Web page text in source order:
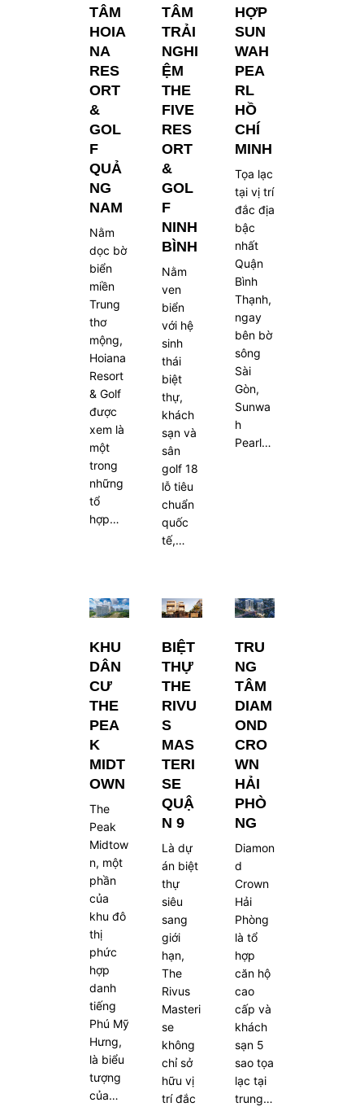
TÂM
HOIA
NA
RES
ORT
&
GOL
F
QUẢ
NG
NAM
Nằm
dọc bờ
biển
miền
Trung
thơ
mộng,
Hoiana
Resort
& Golf
được
xem là
một
trong
những
tổ
hợp…
TÂM
TRẢI
NGHI
ỆM
THE
FIVE
RES
ORT
&
GOL
F
NINH
BÌNH
Nằm
ven
biển
với hệ
sinh
thái
biệt
thự,
khách
sạn và
sân
golf 18
lỗ tiêu
chuẩn
quốc
tế,…
HỢP
SUN
WAH
PEA
RL
HỒ
CHÍ
MINH
Tọa lạc
tại vị trí
đắc địa
bậc
nhất
Quận
Bình
Thạnh,
ngay
bên bờ
sông
Sài
Gòn,
Sunwa
h
Pearl…
KHU
DÂN
CƯ
THE
PEA
K
MIDT
OWN
The
Peak
Midtow
n, một
phần
của
khu đô
thị
phức
hợp
danh
tiếng
Phú Mỹ
Hưng,
là biểu
tượng
của…
BIỆT
THỰ
THE
RIVU
S
MAS
TERI
SE
QUẬ
N 9
Là dự
án biệt
thự
siêu
sang
giới
hạn,
The
Rivus
Masteri
se
không
chỉ sở
hữu vị
trí đắc
TRU
NG
TÂM
DIAM
OND
CRO
WN
HẢI
PHÒ
NG
Diamon
d
Crown
Hải
Phòng
là tổ
hợp
căn hộ
cao
cấp và
khách
sạn 5
sao tọa
lạc tại
trung…